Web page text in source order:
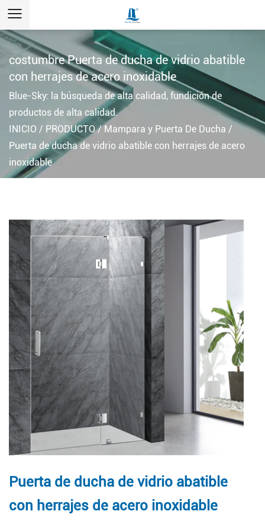
costumbre Puerta de ducha de vidrio abatible
con herrajes de acero inoxidable
Blue-Sky: la búsqueda de alta calidad, fundición de
productos de alta calidad.
INICIO / PRODUCTO/Mampara y Puerta De Ducha /
Puerta de ducha de vidrio abatible con herrajes de acero
inoxidable
Puerta de ducha de vidrio abatible
con herrajes de acero inoxidable